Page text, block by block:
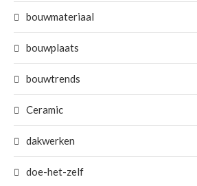
bouwmateriaal
bouwplaats
bouwtrends
Ceramic
dakwerken
doe-het-zelf